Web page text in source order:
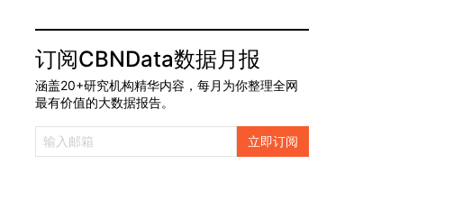
订阅CBNData数据月报
涵盖20+研究机构精华内容，每月为你整理全网
最有价值的大数据报告。
立即订阅